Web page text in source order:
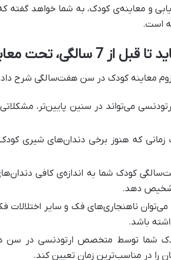
و معاینه‌ی کودک، به شما خواهد
است.
تحت معاینه قرار بگیرد؟
لزوم معاینه کودک در سن هفت‌سالگی شرح
می‌تواند در سنین پایین‌تر،
که هنوز برخی دندان‌های شیری
کودک شما به اندازه‌ی کافی
دهد.
ناهنجاری‌های فک و سایر
باشد.
شما توسط متخصص ارتودنسی در سن
را در مناسب‌ترین زمان تعیین کند.